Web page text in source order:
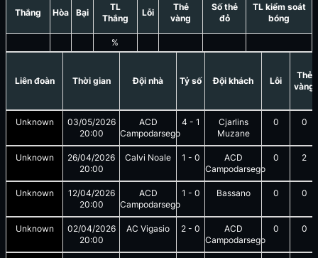
Thắng Hòa Bại
TL
Thắng
%
Lỗi
Thẻ
vàng
Số thẻ
đỏ
TL kiểm soát
bóng
Liên đoàn Thời gian Đội nhà Tỷ số Đội khách Lỗi
Thẻ
vàng
Unknown
03/05/2026
20:00
ACD
Campodarsego
4 - 1
Cjarlins
Muzane
0 0
Unknown
26/04/2026
20:00
Calvi Noale 1 - 0
ACD
Campodarsego
0 2
Unknown
12/04/2026
20:00
ACD
Campodarsego
1 - 0 Bassano 0 0
Unknown
02/04/2026
20:00
AC Vigasio 2 - 0
ACD
Campodarsego
0 0